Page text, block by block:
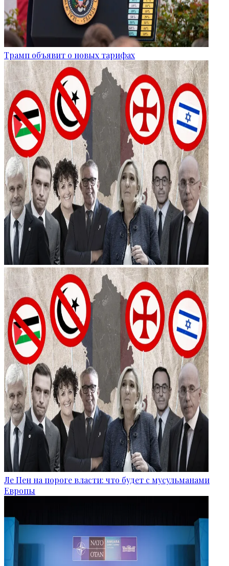
Трамп объявит о новых тарифах
Ле Пен на пороге власти: что будет с мусульманами
Европы